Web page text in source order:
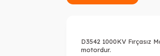
D3542 1000KV
motordur.